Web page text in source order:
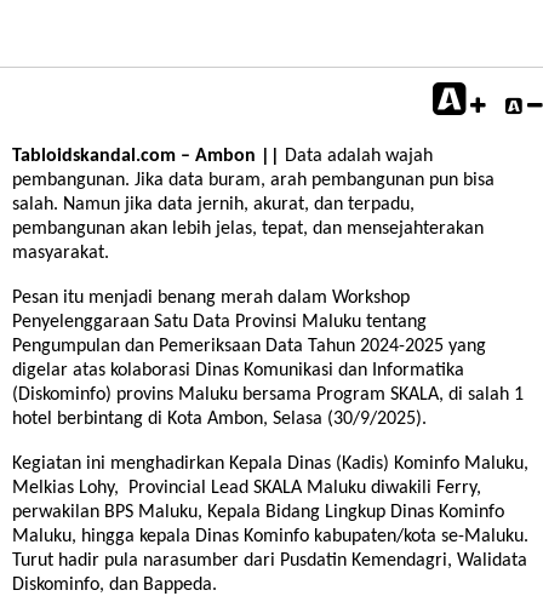
Tabloidskandal.com – Ambon ||
Data adalah wajah
pembangunan. Jika data buram, arah pembangunan pun bisa
salah. Namun jika data jernih, akurat, dan terpadu,
pembangunan akan lebih jelas, tepat, dan mensejahterakan
masyarakat.
Pesan itu menjadi benang merah dalam Workshop
Penyelenggaraan Satu Data Provinsi Maluku tentang
Pengumpulan dan Pemeriksaan Data Tahun 2024-2025 yang
digelar atas kolaborasi Dinas Komunikasi dan Informatika
(Diskominfo) provins Maluku bersama Program SKALA, di salah 1
hotel berbintang di Kota Ambon, Selasa (30/9/2025).
Kegiatan ini menghadirkan Kepala Dinas (Kadis) Kominfo Maluku,
Melkias Lohy, Provincial Lead SKALA Maluku diwakili Ferry,
perwakilan BPS Maluku, Kepala Bidang Lingkup Dinas Kominfo
Maluku, hingga kepala Dinas Kominfo kabupaten/kota se-Maluku.
Turut hadir pula narasumber dari Pusdatin Kemendagri, Walidata
Diskominfo, dan Bappeda.